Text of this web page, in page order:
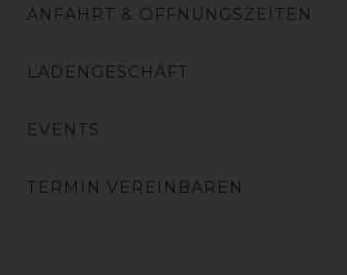
ANFAHRT & ÖFFNUNGSZEITEN
LADENGESCHÄFT
EVENTS
TERMIN VEREINBAREN